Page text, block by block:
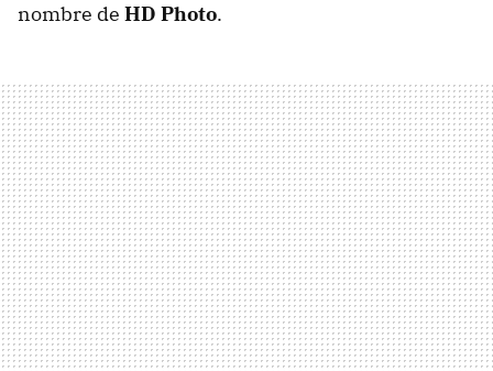
nombre de HD Photo.